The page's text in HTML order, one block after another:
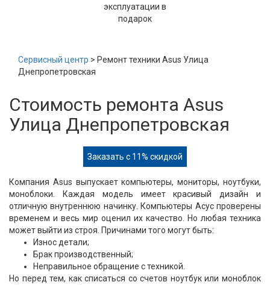
эксплуатации в
подарок
Сервисный центр > Ремонт техники Asus Улица
Днепропетровская
Стоимость ремонта Asus
Улица Днепропетровская
Заказать с 11% скидкой
Компания Asus выпускает компьютеры, мониторы, ноутбуки,
моноблоки. Каждая модель имеет красивый дизайн и
отличную внутреннюю начинку. Компьютеры Асус проверены
временем и весь мир оценил их качество. Но любая техника
может выйти из строя. Причинами того могут быть:
Износ детали;
Брак производственный;
Неправильное обращение с техникой.
Но перед тем, как списаться со счетов ноутбук или моноблок